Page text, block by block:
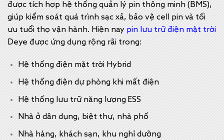
được tích hợp hệ thống quản lý pin thông minh (BMS),
giúp kiểm soát quá trình sạc xả, bảo vệ cell pin và tối
ưu tuổi thọ vận hành. Hiện naypin lưu trữ điện mặt trời
Deye được ứng dụng rộng rãi trong:
Hệ thống điện mặt trời Hybrid
Hệ thống điện dự phòng khi mất điện
Hệ thống lưu trữ năng lượng ESS
Nhà ở dân dụng, biệt thự, nhà phố
Nhà hàng, khách sạn, khu nghỉ dưỡng